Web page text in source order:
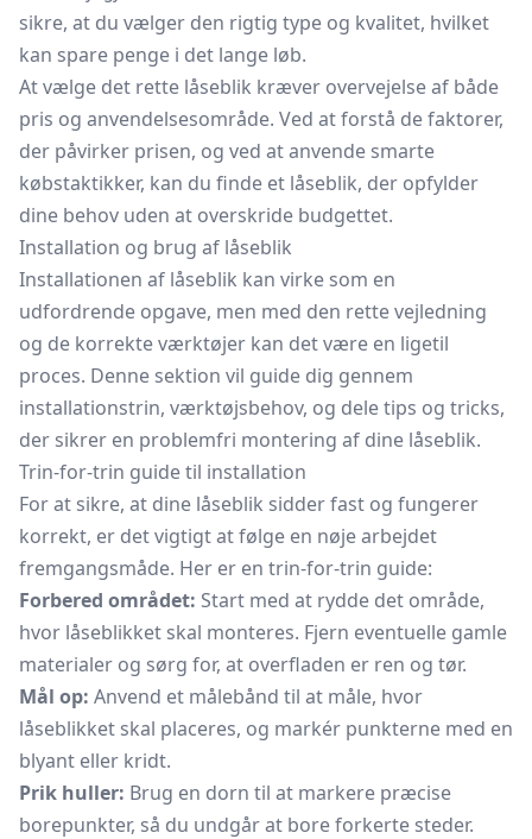
sikre, at du vælger den rigtig type og kvalitet, hvilket
kan spare penge i det lange løb.
At vælge det rette låseblik kræver overvejelse af både
pris og anvendelsesområde. Ved at forstå de faktorer,
der påvirker prisen, og ved at anvende smarte
købstaktikker, kan du finde et låseblik, der opfylder
dine behov uden at overskride budgettet.
Installation og brug af låseblik
Installationen af låseblik kan virke som en
udfordrende opgave, men med den rette vejledning
og de korrekte værktøjer kan det være en ligetil
proces. Denne sektion vil guide dig gennem
installationstrin, værktøjsbehov, og dele tips og tricks,
der sikrer en problemfri montering af dine låseblik.
Trin-for-trin guide til installation
For at sikre, at dine låseblik sidder fast og fungerer
korrekt, er det vigtigt at følge en nøje arbejdet
fremgangsmåde. Her er en trin-for-trin guide:
Forbered området: Start med at rydde det område,
hvor låseblikket skal monteres. Fjern eventuelle gamle
materialer og sørg for, at overfladen er ren og tør.
Mål op: Anvend et målebånd til at måle, hvor
låseblikket skal placeres, og markér punkterne med en
blyant eller kridt.
Prik huller: Brug en dorn til at markere præcise
borepunkter, så du undgår at bore forkerte steder.